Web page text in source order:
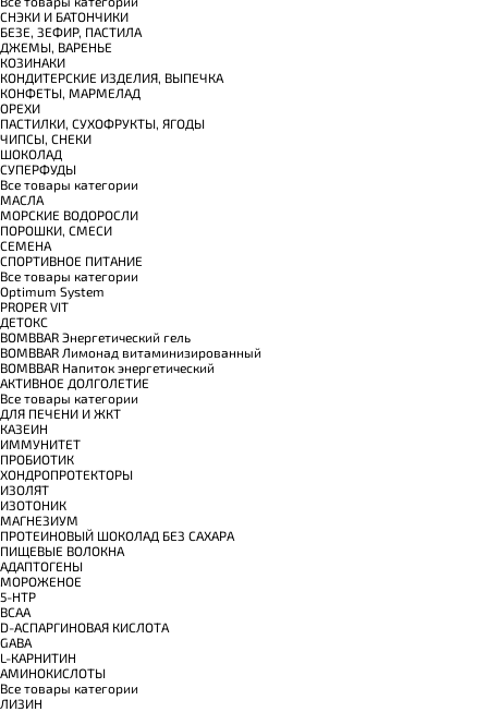
СНЭКИ И БАТОНЧИКИ
БЕЗЕ, ЗЕФИР, ПАСТИЛА
ДЖЕМЫ, ВАРЕНЬЕ
КОЗИНАКИ
КОНДИТЕРСКИЕ ИЗДЕЛИЯ, ВЫПЕЧКА
КОНФЕТЫ, МАРМЕЛАД
ОРЕХИ
ПАСТИЛКИ, СУХОФРУКТЫ, ЯГОДЫ
ЧИПСЫ, СНЕКИ
ШОКОЛАД
СУПЕРФУДЫ
Все товары категории
МАСЛА
МОРСКИЕ ВОДОРОСЛИ
ПОРОШКИ, СМЕСИ
СЕМЕНА
СПОРТИВНОЕ ПИТАНИЕ
Все товары категории
Optimum System
PROPER VIT
ДЕТОКС
BOMBBAR Энергетический гель
BOMBBAR Лимонад витаминизированный
BOMBBAR Напиток энергетический
АКТИВНОЕ ДОЛГОЛЕТИЕ
Все товары категории
ДЛЯ ПЕЧЕНИ И ЖКТ
КАЗЕИН
ИММУНИТЕТ
ПРОБИОТИК
ХОНДРОПРОТЕКТОРЫ
ИЗОЛЯТ
ИЗОТОНИК
МАГНЕЗИУМ
ПРОТЕИНОВЫЙ ШОКОЛАД БЕЗ САХАРА
ПИЩЕВЫЕ ВОЛОКНА
АДАПТОГЕНЫ
МОРОЖЕНОЕ
5-HTP
BCAA
D-АСПАРГИНОВАЯ КИСЛОТА
GABA
L-КАРНИТИН
АМИНОКИСЛОТЫ
Все товары категории
ЛИЗИН